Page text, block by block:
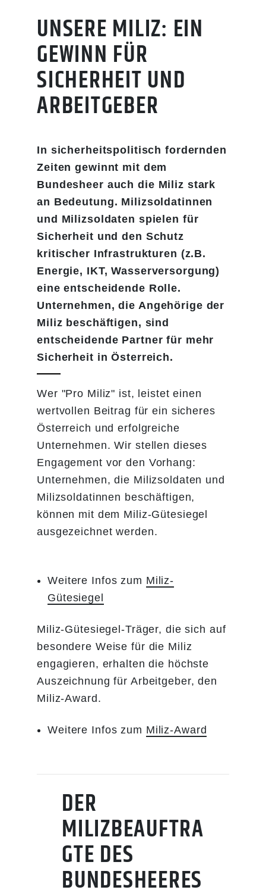
UNSERE MILIZ: EIN
GEWINN FÜR
SICHERHEIT UND
ARBEITGEBER
In sicherheitspolitisch fordernden
Zeiten gewinnt mit dem
Bundesheer auch die Miliz stark
an Bedeutung. Milizsoldatinnen
und Milizsoldaten spielen für
Sicherheit und den Schutz
kritischer Infrastrukturen (z.B.
Energie, IKT, Wasserversorgung)
eine entscheidende Rolle.
Unternehmen, die Angehörige der
Miliz beschäftigen, sind
entscheidende Partner für mehr
Sicherheit in Österreich.
Wer "Pro Miliz" ist, leistet einen
wertvollen Beitrag für ein sicheres
Österreich und erfolgreiche
Unternehmen. Wir stellen dieses
Engagement vor den Vorhang:
Unternehmen, die Milizsoldaten und
Milizsoldatinnen beschäftigen,
können mit dem Miliz-Gütesiegel
ausgezeichnet werden.
Weitere Infos zum Miliz-
Gütesiegel
Miliz-Gütesiegel-Träger, die sich auf
besondere Weise für die Miliz
engagieren, erhalten die höchste
Auszeichnung für Arbeitgeber, den
Miliz-Award.
Weitere Infos zum Miliz-Award
DER
MILIZBEAUFTRA
GTE DES
BUNDESHEERES